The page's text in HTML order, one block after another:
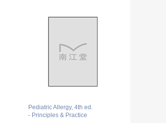
Pediatric Allergy, 4th ed.
- Principles & Practice